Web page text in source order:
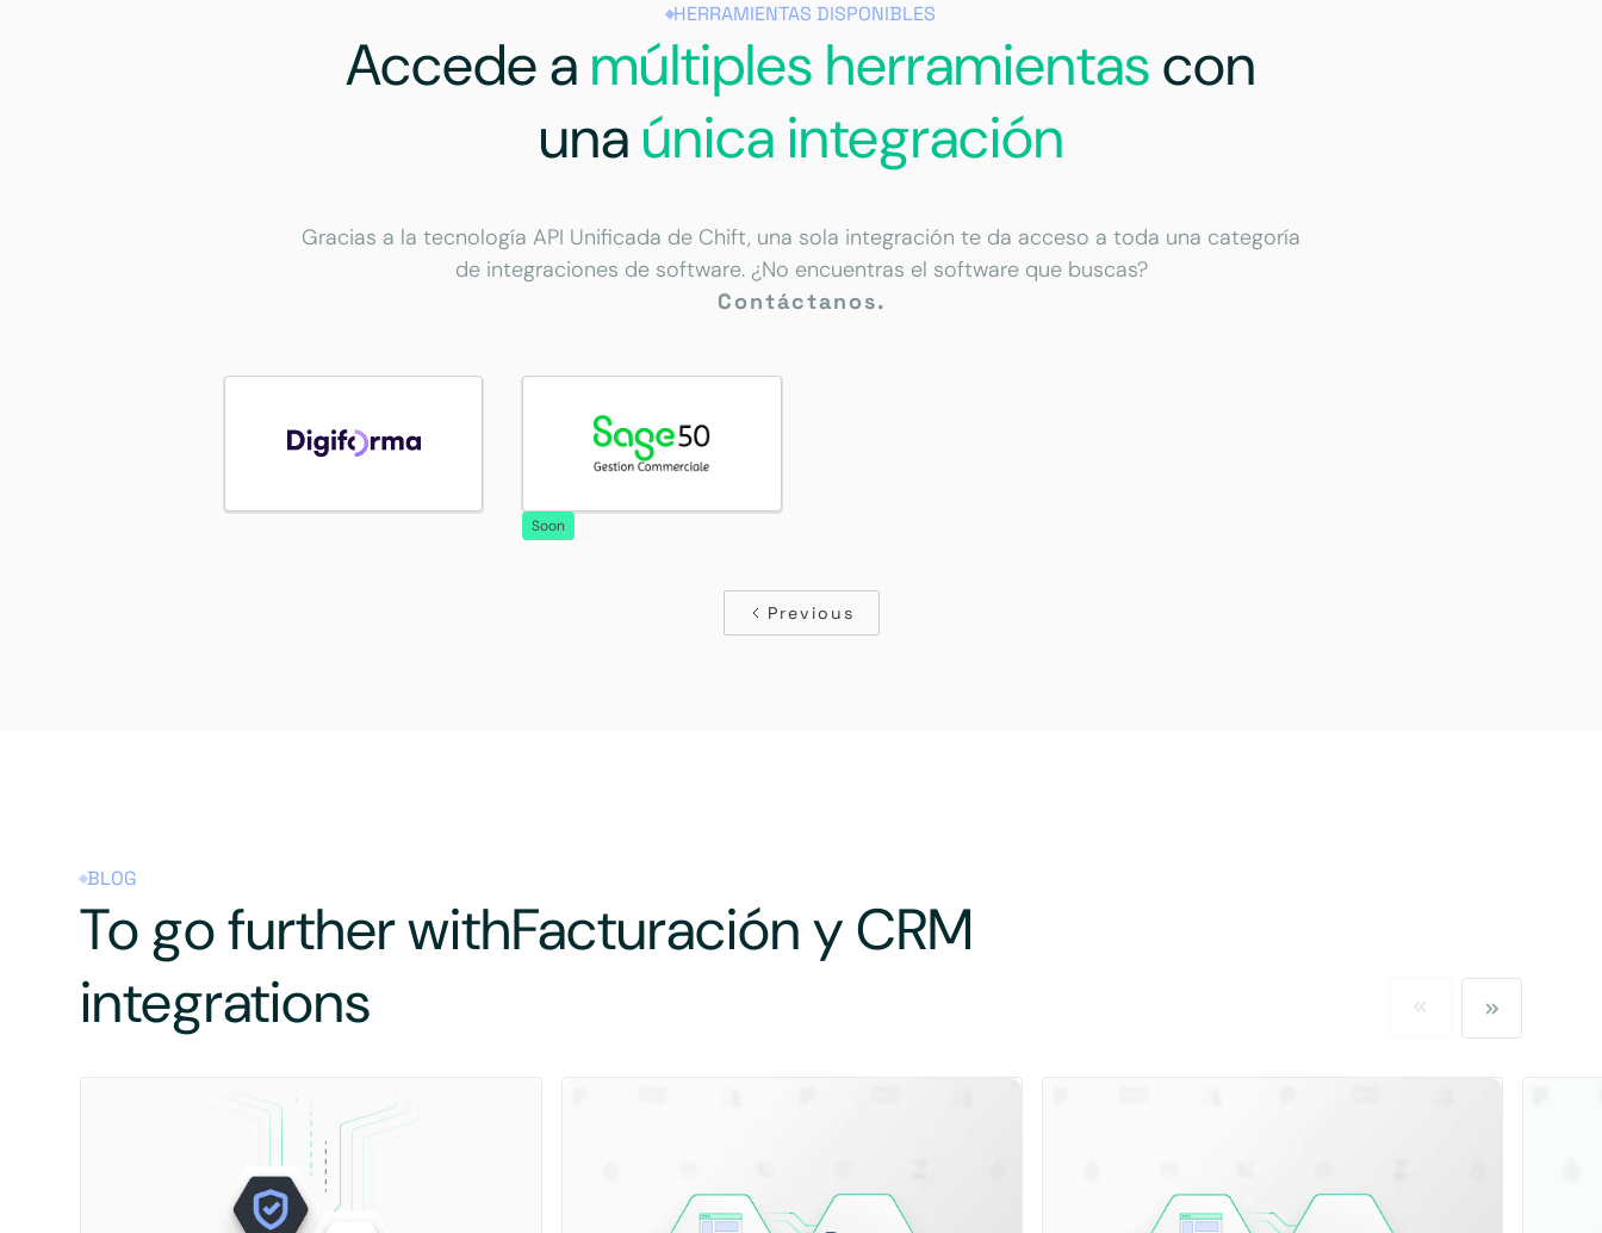
HERRAMIENTAS DISPONIBLES
Accede a múltiples herramientascon
una única integración
Gracias a la tecnología API Unificada de Chift, una sola integración te da acceso a toda una categoría
de integraciones de software. ¿No encuentras el software que buscas?
Contáctanos.
Soon
Previous
BLOG
To go further withFacturación y CRM
integrations